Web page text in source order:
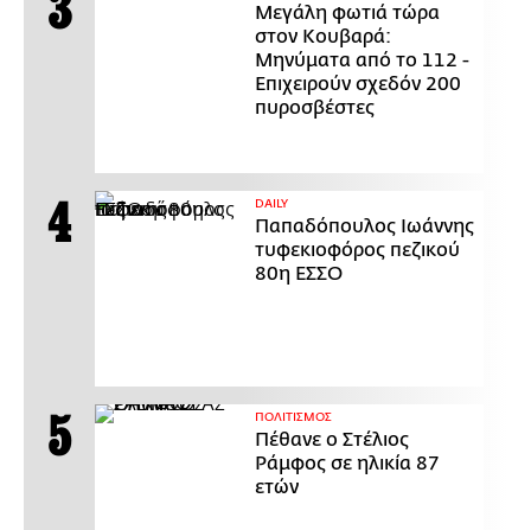
Μεγάλη φωτιά τώρα
στον Κουβαρά:
Μηνύματα από το 112 -
Επιχειρούν σχεδόν 200
πυροσβέστες
DAILY
Παπαδόπουλος Ιωάννης
τυφεκιοφόρος πεζικού
80η ΕΣΣΟ
ΠΟΛΙΤΙΣΜΟΣ
Πέθανε ο Στέλιος
Ράμφος σε ηλικία 87
ετών